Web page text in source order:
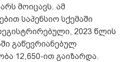
მოიცავს. ამ
საპენსიო სქემაში
2023 წლის
გაწევრიანებულ
12,650-ით გაიზარდა.